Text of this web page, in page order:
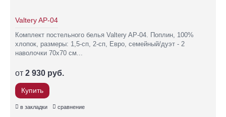
Valtery AP-04
Комплект постельного белья Valtery AP-04. Поплин, 100%
хлопок, размеры: 1,5-сп, 2-сп, Евро, семейный/дуэт - 2
наволочки 70х70 см...
от 2 930 руб.
Купить
в закладки сравнение